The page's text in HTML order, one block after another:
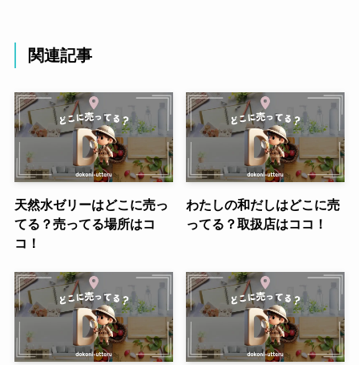
関連記事
天然水ゼリーはどこに売っ
てる？売ってる場所はコ
コ！
わたしの和だしはどこに売
ってる？取扱店はココ！